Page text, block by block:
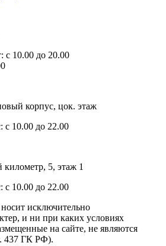
10.00 до 20.00
корпус, цок. этаж
10.00 до 22.00
5, этаж 1
10.00 до 22.00
исключительно
и ни при каких условиях
на сайте, не являются
437 ГК РФ).